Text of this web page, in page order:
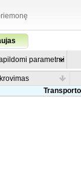
parametrai